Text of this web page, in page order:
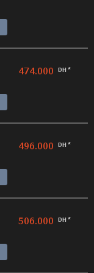
474.000 DH *
496.000 DH *
506.000 DH *